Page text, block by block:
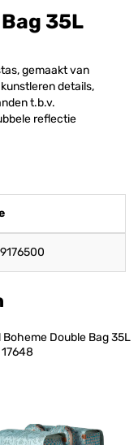
35L
gemaakt van
details,
t.b.v.
reflectie
Boheme Double Bag 35L